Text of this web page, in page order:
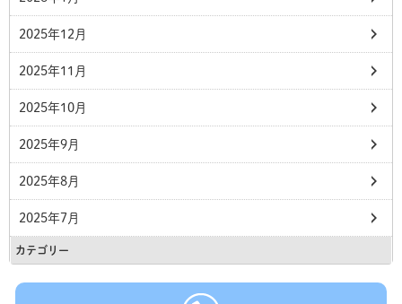
2025年12月
2025年11月
2025年10月
2025年9月
2025年8月
2025年7月
カテゴリー